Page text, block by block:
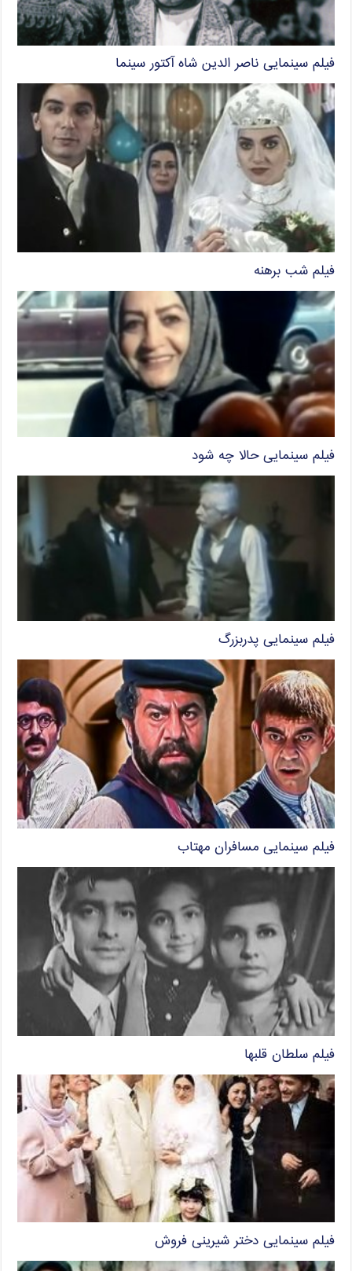
فیلم سینمایی ناصر الدین شاه آکتور سینما
فیلم شب برهنه
فیلم سینمایی حالا چه شود
فیلم سینمایی پدربزرگ
فیلم سینمایی مسافران مهتاب
فیلم سلطان قلبها
فیلم سینمایی دختر شیرینی فروش